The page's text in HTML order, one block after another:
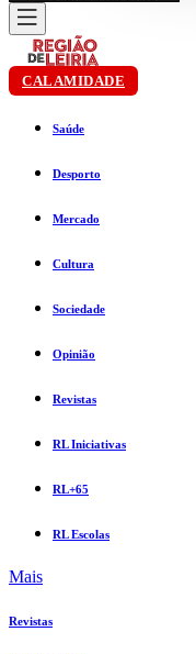
CALAMIDADE
Saúde
Desporto
Mercado
Cultura
Sociedade
Opinião
Revistas
RL Iniciativas
RL+65
RL Escolas
Mais
Revistas